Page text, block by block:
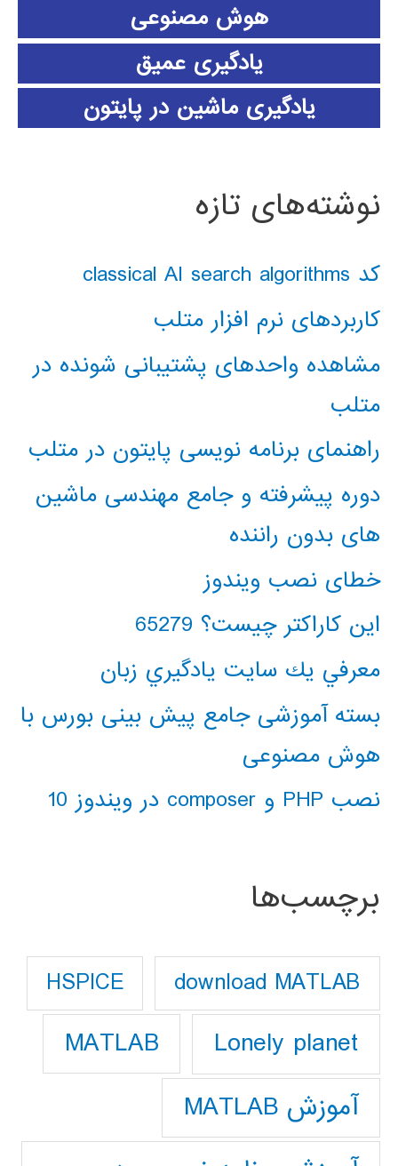
هوش مصنوعی
یادگیری عمیق
یادگیری ماشین در پایتون
نوشته‌های تازه
کد classical AI search algorithms
کاربردهای نرم افزار متلب
مشاهده واحدهای پشتیبانی شونده در
متلب
راهنمای برنامه نویسی پایتون در متلب
دوره پیشرفته و جامع مهندسی ماشین
های بدون راننده
خطای نصب ویندوز
این کاراکتر چیست؟ 65279
معرفي يك سايت يادگيري زبان
بسته آموزشی جامع پیش بینی بورس با
هوش مصنوعی
نصب PHP و composer در ویندوز 10
برچسب‌ها
download MATLAB
HSPICE
Lonely planet
MATLAB
آموزش MATLAB